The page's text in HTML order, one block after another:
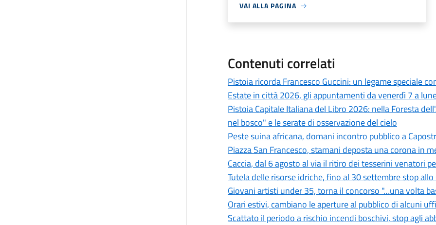
VAI ALLA PAGINA
Contenuti correlati
Pistoia ricorda Francesco Guccini: un legame speciale
Estate in città 2026, gli appuntamenti da venerdì 7 a
Pistoia Capitale Italiana del Libro 2026: nella Foresta
nel bosco" e le serate di osservazione del cielo
Peste suina africana, domani incontro pubblico a
Piazza San Francesco, stamani deposta una corona in
Caccia, dal 6 agosto al via il ritiro dei tesserini venatori
Tutela delle risorse idriche, fino al 30 settembre stop
Giovani artisti under 35, torna il concorso "…una volta
Orari estivi, cambiano le aperture al pubblico di alcuni
Scattato il periodo a rischio incendi boschivi, stop agli